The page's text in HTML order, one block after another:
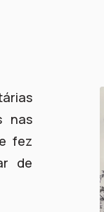
nas
fez
de